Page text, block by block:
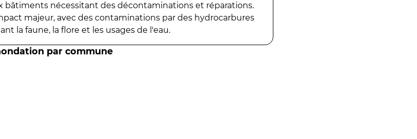
bâtiments nécessitant des décontaminations et réparations.
majeur, avec des contaminations par des hydrocarbures
la faune, la flore et les usages de l'eau.
par commune